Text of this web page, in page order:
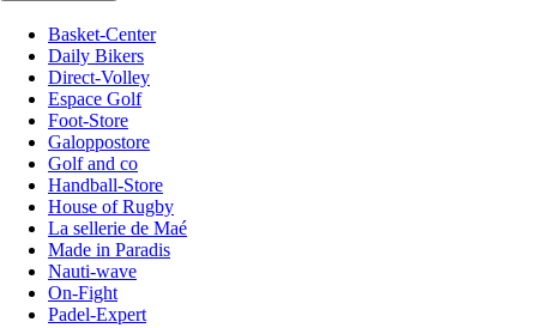
Basket-Center
Daily Bikers
Direct-Volley
Espace Golf
Foot-Store
Galoppostore
Golf and co
Handball-Store
House of Rugby
La sellerie de Maé
Made in Paradis
Nauti-wave
On-Fight
Padel-Expert